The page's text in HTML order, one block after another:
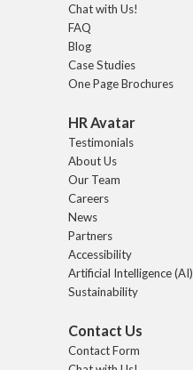
Chat with Us!
FAQ
Blog
Case Studies
One Page Brochures
HR Avatar
Testimonials
About Us
Our Team
Careers
News
Partners
Accessibility
Artificial Intelligence (AI)
Sustainability
Contact Us
Contact Form